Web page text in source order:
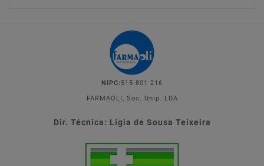
NIPC: 515 801 216
FARMAOLI, Soc. Unip. LDA
Dir. Técnica: Lígia de Sousa Teixeira